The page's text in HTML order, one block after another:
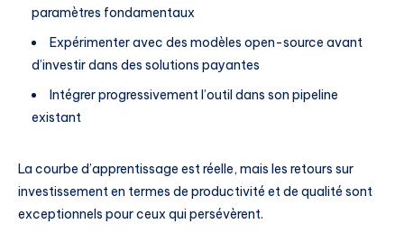
paramètres fondamentaux
Expérimenter avec des modèles open-source avant
d’investir dans des solutions payantes
Intégrer progressivement l’outil dans son pipeline
existant
La courbe d’apprentissage est réelle, mais les retours sur
investissement en termes de productivité et de qualité sont
exceptionnels pour ceux qui persévèrent.